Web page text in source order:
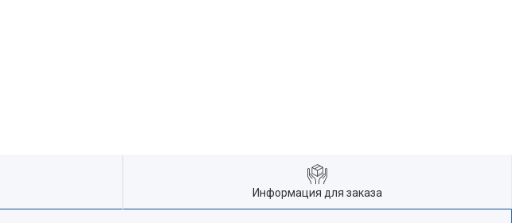
Информация для заказа